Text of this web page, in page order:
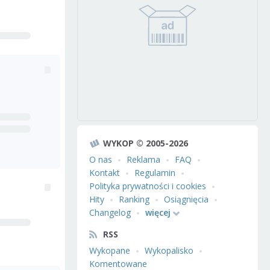
WYKOP © 2005-2026
O nas
Reklama
FAQ
Kontakt
Regulamin
Polityka prywatności i cookies
Hity
Ranking
Osiągnięcia
Changelog
więcej
RSS
Wykopane
Wykopalisko
Komentowane